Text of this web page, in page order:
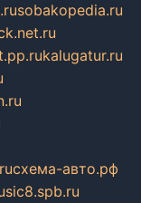
sobakopedia.ru
kalugatur.ru
схема-авто.рф